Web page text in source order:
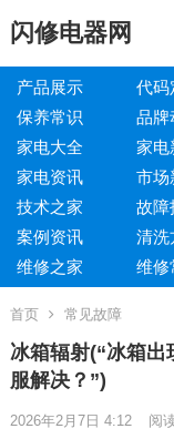
闪修电器网
产品展示 代码
保养常识
品牌
家电大全
家电
家电资讯
市场
技术之家
故障
案例资讯
清洗
维修之家
维修
首页 常见故障
冰箱辐射(“冰箱
服解决？”)
2026年2月7日 4:12 阅